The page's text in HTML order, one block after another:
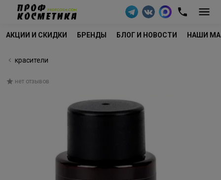
АКЦИИ И СКИДКИ БРЕНДЫ БЛОГ И НОВОСТИ НАШИ
красители
нет отзывов